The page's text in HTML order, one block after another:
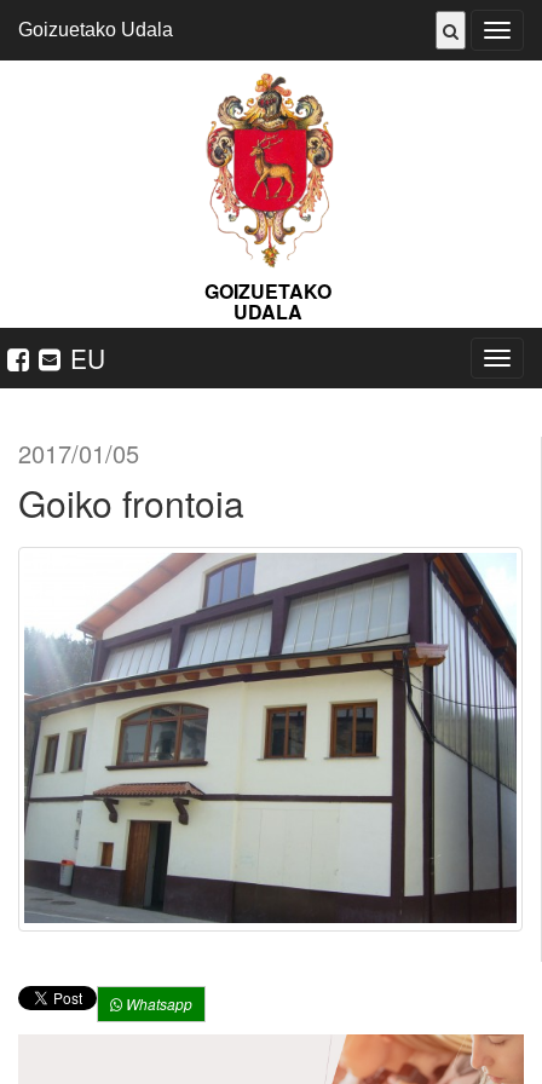
ireki
Goizuetako Udala
GOIZUETAKO
UDALA
EU
ireki
2017/01/05
Goiko frontoia
Whatsapp